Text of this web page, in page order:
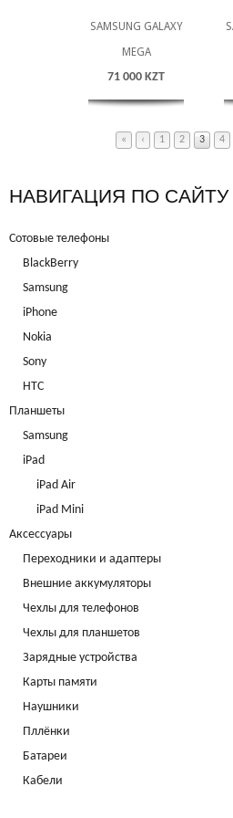
SAMSUNG GALAXY
MEGA
71 000 KZT
« ‹ 1 2 3 4
НАВИГАЦИЯ ПО САЙТУ
Сотовые телефоны
BlackBerry
Samsung
iPhone
Nokia
Sony
HTC
Планшеты
Samsung
iPad
iPad Air
iPad Mini
Аксессуары
Переходники и адаптеры
нешние аккумуляторы
Чехлы для телефоно
Чехлы для планшето
Зарядные устройства
Карты памяти
Наушники
Пллёнки
Батареи
Кабели